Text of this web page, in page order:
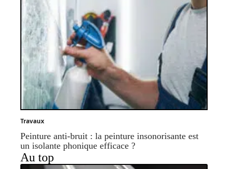
Travaux
Peinture anti-bruit : la peinture insonorisante est
un isolante phonique efficace ?
Au top